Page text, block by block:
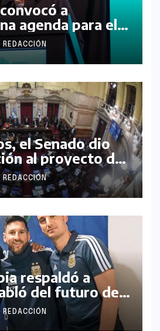
a
agenda para el
Región Noroeste
REDACCIÓN
el Senado dio
al proyecto de
de la Propiedad
REDACCIÓN
respaldó a
del futuro de
Selección
REDACCIÓN